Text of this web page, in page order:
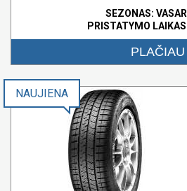
SEZONAS:
PRISTATYMO
PLAČIAU
NAUJIENA